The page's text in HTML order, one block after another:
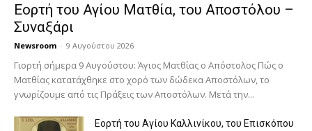
Εορτή του Αγίου Ματθία, του Αποστόλου –
Συναξάρι
Newsroom - 9 Αυγούστου 2026
Γιορτή σήμερα 9 Αυγούστου: Άγιος Ματθίας ο Απόστολος Πώς ο
Ματθίας κατατάχθηκε στο χορό των δώδεκα Αποστόλων, το
γνωρίζουμε από τις Πράξεις των Αποστόλων. Μετά την...
Εορτή του Αγίου Καλλινίκου, του Επισκόπου